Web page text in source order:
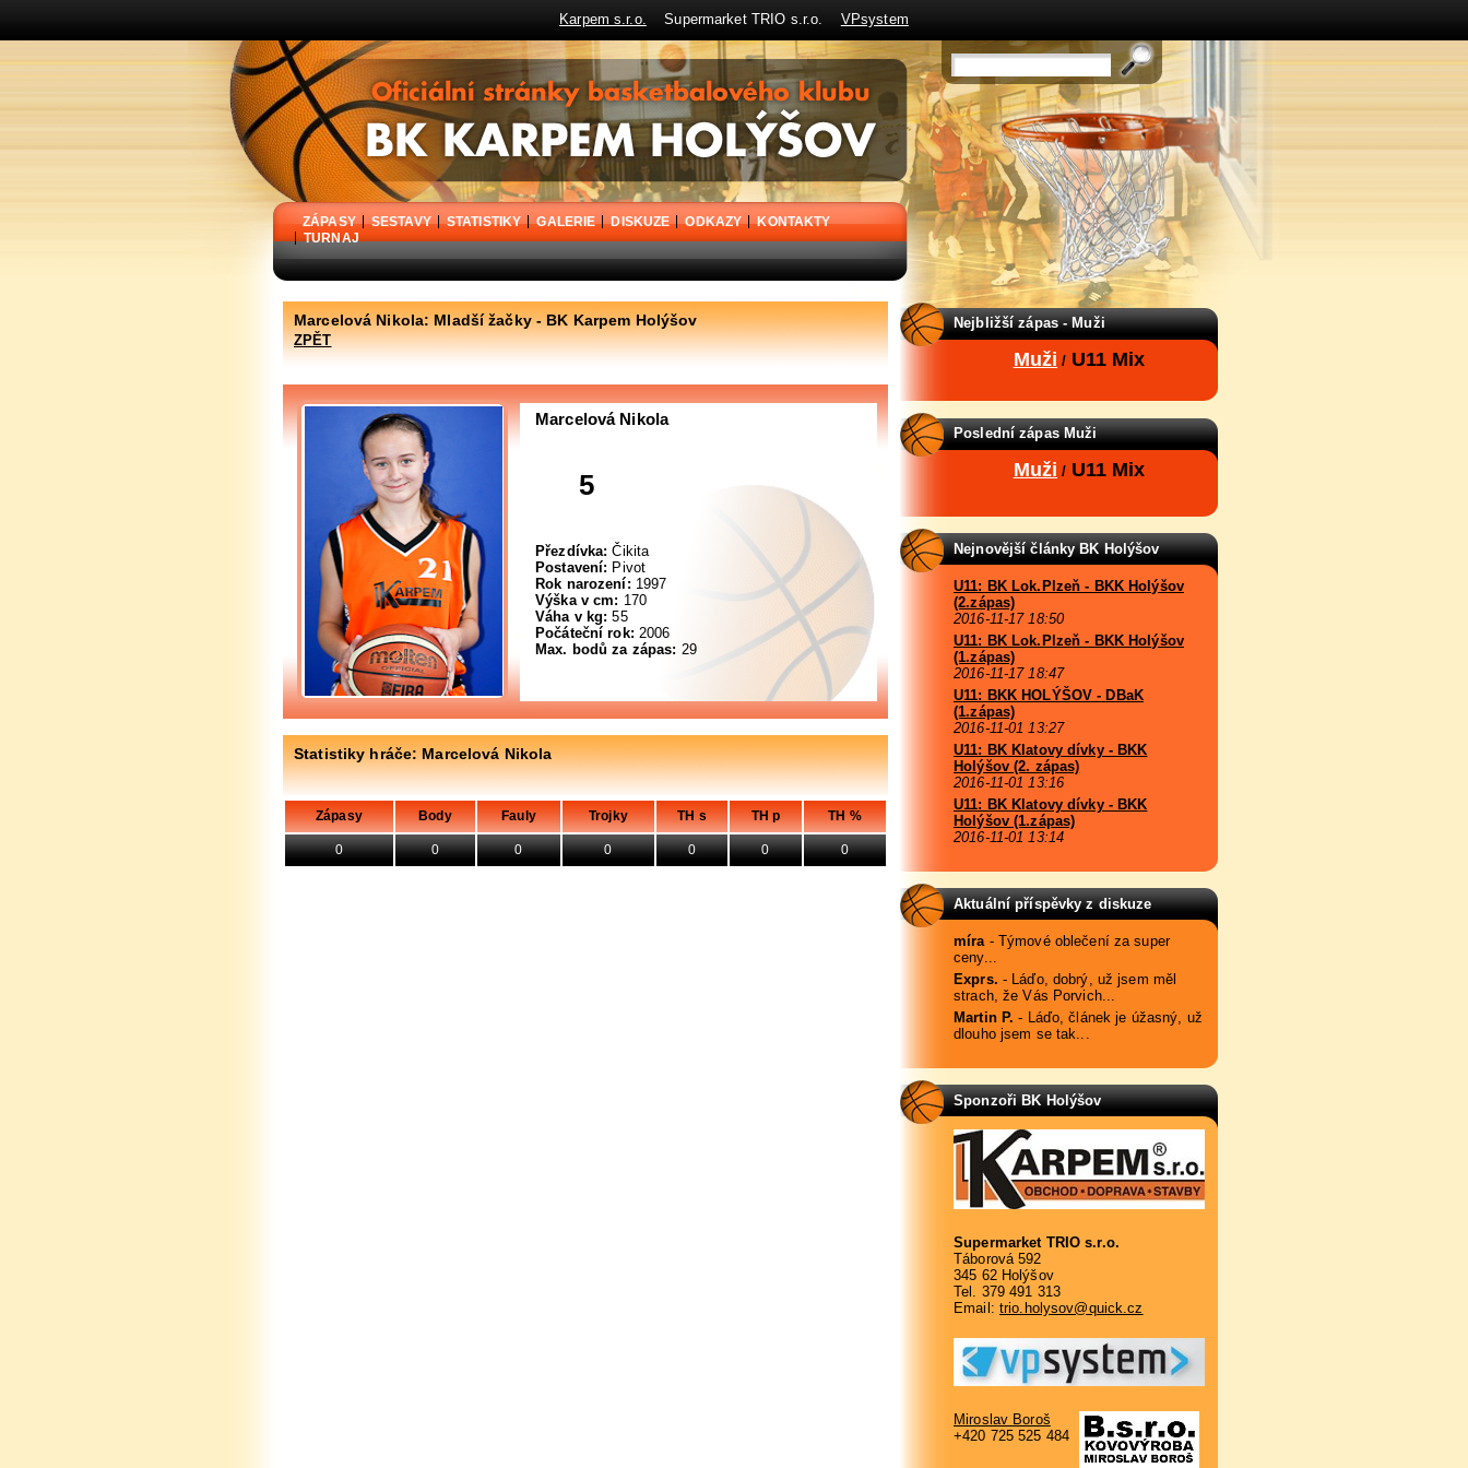
Karpem s.r.o. Supermarket TRIO s.r.o. VPsystem
BK Karpem Holýšov - oficiální stránky basketbalového klubu
ZÁPASY SESTAVY STATISTIKY GALERIE DISKUZE ODKAZY
KONTAKTY
TURNAJ
Marcelová Nikola: Mladší žačky - BK Karpem Holýšov
ZPĚT
Marcelová Nikola
5
Přezdívka: Čikita
Postavení: Pivot
Rok narození: 1997
Výška v cm: 170
Váha v kg: 55
Počáteční rok: 2006
Max. bodů za zápas: 29
Statistiky hráče: Marcelová Nikola
Zápasy Body Fauly Trojky TH s TH p TH %
0 0 0 0 0 0 0
Nejbližší zápas - Muži
Muži / U11 Mix
Poslední zápas Muži
Muži / U11 Mix
Nejnovější články BK Holýšov
U11: BK Lok.Plzeň - BKK Holýšov
(2.zápas)
2016-11-17 18:50
U11: BK Lok.Plzeň - BKK Holýšov
(1.zápas)
2016-11-17 18:47
U11: BKK HOLÝŠOV - DBaK
(1.zápas)
2016-11-01 13:27
U11: BK Klatovy dívky - BKK
Holýšov (2. zápas)
2016-11-01 13:16
U11: BK Klatovy dívky - BKK
Holýšov (1.zápas)
2016-11-01 13:14
Aktuální příspěvky z diskuze
míra- Týmové oblečení za super
ceny...
Exprs. - Láďo, dobrý, už jsem měl
strach, že Vás Porvich...
Martin P. - Láďo, článek je úžasný, už
dlouho jsem se tak...
Sponzoři BK Holýšov
Supermarket TRIO s.r.o.
Táborová 592
345 62 Holýšov
Tel. 379 491 313
Email: trio.holysov@quick.cz
Miroslav Boroš
+420 725 525 484